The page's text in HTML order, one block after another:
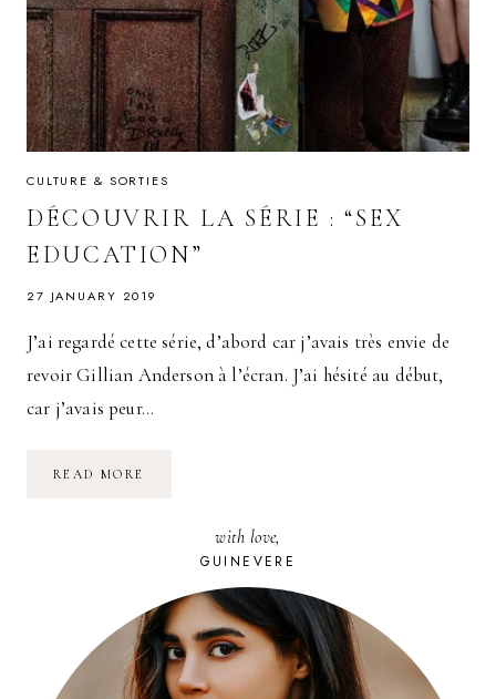
CULTURE & SORTIES
DÉCOUVRIR LA SÉRIE : “SEX
EDUCATION”
27 JANUARY 2019
J’ai regardé cette série, d’abord car j’avais très envie de
revoir Gillian Anderson à l’écran. J’ai hésité au début,
car j’avais peur…
READ MORE
with love,
GUINEVERE